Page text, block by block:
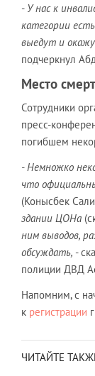
- У нас к
категории
выедут и
подчеркнул
Место
Сотрудники
пресс-
погибшем
- Немножко
что
(Конысбек
здании ЦОНа
ним выводов,
обсуждать, -
полиции ДВД
Напомним, с
к регистрации
ЧИТАЙТЕ